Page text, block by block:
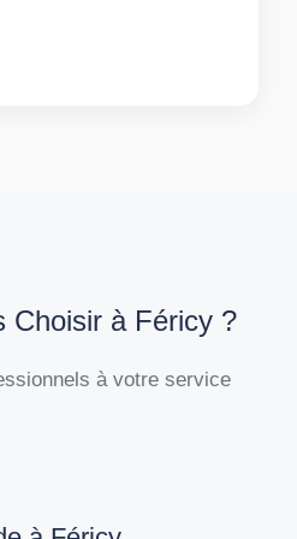
Choisir à Féricy ?
à votre service